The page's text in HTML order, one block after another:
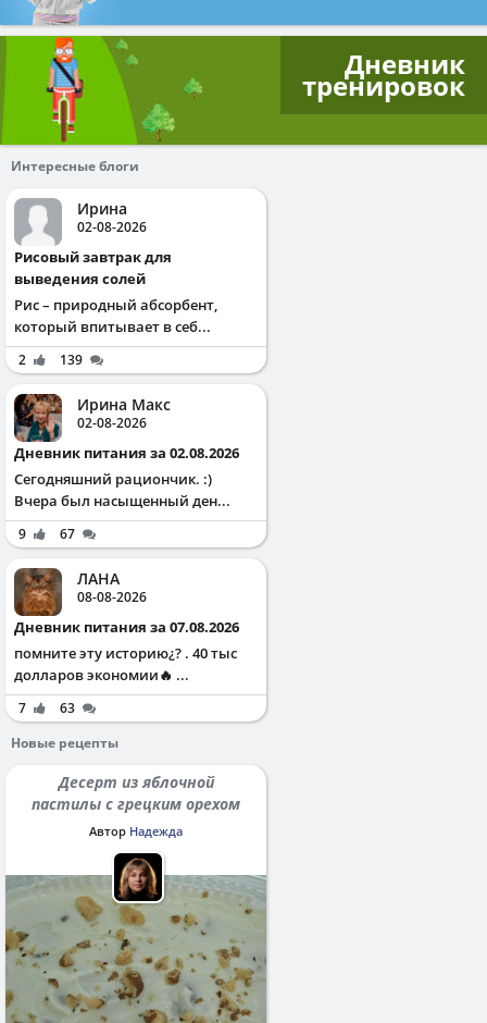
Дневник
тренировок
Интересные блоги
Ирина
02-08-2026
Рисовый завтрак для
выведения солей
Рис – природный абсорбент,
который впитывает в себ...
2 139
Ирина Макс
02-08-2026
Дневник питания за 02.08.2026
Сегодняшний рациончик. :)
Вчера был насыщенный ден...
9 67
ЛАНА
08-08-2026
Дневник питания за 07.08.2026
помните эту историю¿? . 40 тыс
долларов экономии🔥 ...
7
63
Новые рецепты
Десерт из яблочной
пастилы с грецким орехом
Автор Надежда